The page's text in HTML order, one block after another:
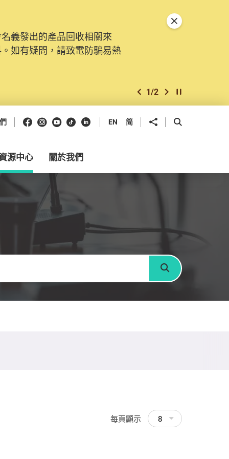
義發出的產品回收相關來
如有疑問，請致電防騙易熱
。由2025年11月10日起，
訴、查詢及建議。所有提交
上一個
2/2 下一個開始/暫停幻燈
關閉特別通告
Facebook
Instagram
Youtube
抖音領英 EN 简 分享到 開啟搜尋框
源中心 關於我們
搜尋
每頁顯示 8